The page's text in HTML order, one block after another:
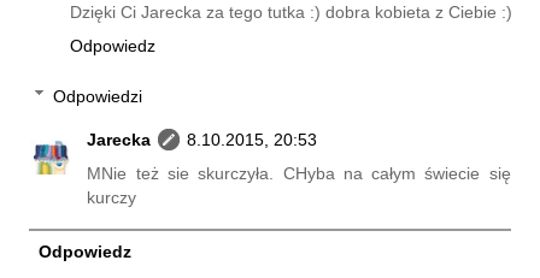
Dzięki Ci Jarecka za tego tutka :) dobra kobieta z Ciebie :)
Odpowiedz
Odpowiedzi
Jarecka
8.10.2015, 20:53
MNie też sie skurczyła. CHyba na całym świecie się
kurczy
Odpowiedz